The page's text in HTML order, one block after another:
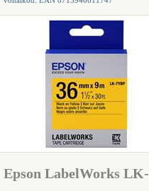
Epson LabelWorks